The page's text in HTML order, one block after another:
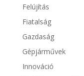
Felújítás
Fiatalság
Gazdaság
Gépjárművek
Innováció